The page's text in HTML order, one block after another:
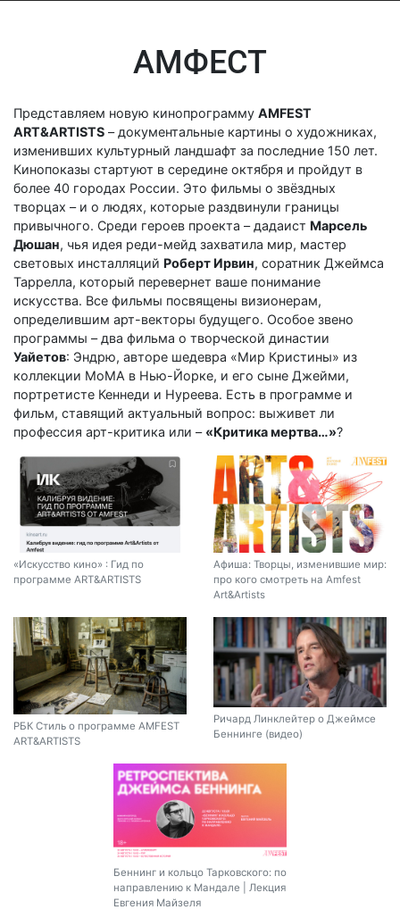
АМФЕСТ
Представляем новую кинопрограмму AMFEST
ART&ARTISTS – документальные картины о художниках,
изменивших культурный ландшафт за последние 150 лет.
Кинопоказы стартуют в середине октября и пройдут в
более 40 городах России. Это фильмы о звёздных
творцах – и о людях, которые раздвинули границы
привычного. Среди героев проекта – дадаист Марсель
Дюшан, чья идея реди-мейд захватила мир, мастер
световых инсталляций Роберт Ирвин, соратник Джеймса
Таррелла, который перевернет ваше понимание
искусства. Все фильмы посвящены визионерам,
определившим арт-векторы будущего. Особое звено
программы – два фильма о творческой династии
Уайетов: Эндрю, авторе шедевра «Мир Кристины» из
коллекции МоМА в Нью-Йорке, и его сыне Джейми,
портретисте Кеннеди и Нуреева. Есть в программе и
фильм, ставящий актуальный вопрос: выживет ли
профессия арт-критика или – «Критика мертва…»?
«Искусство кино» : Гид по
программе ART&ARTISTS
Афиша: Творцы, изменившие мир:
про кого смотреть на Amfest
Art&Artists
РБК Стиль о программе AMFEST
ART&ARTISTS
Ричард Линклейтер о Джеймсе
Беннинге (видео)
Беннинг и кольцо Тарковского: по
направлению к Мандале | Лекция
Евгения Майзеля